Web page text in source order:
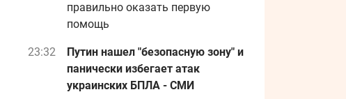
правильно оказать первую
помощь
23:32
Путин нашел "безопасную зону" и
панически избегает атак
украинских БПЛА - СМИ